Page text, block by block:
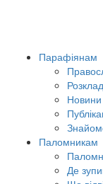
Парафіянам
Розклад
Новини
Паломникам
Де